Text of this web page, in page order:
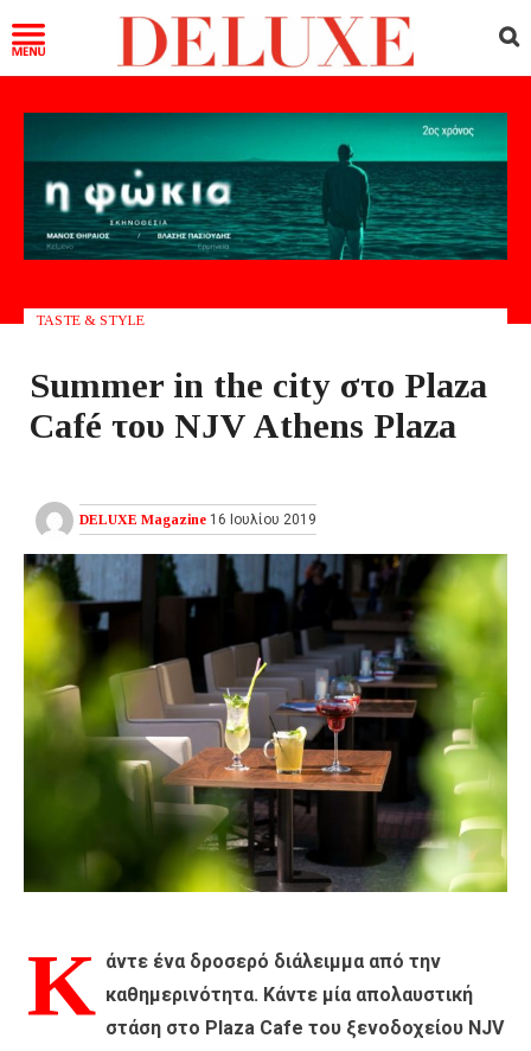
TASTE & STYLE
Summer in the city στο Plaza
Café του NJV Athens Plaza
DELUXE Magazine 16 Ιουλίου 2019
Κ άντε ένα δροσερό διάλειμμα από την
καθημερινότητα. Κάντε μία απολαυστική
στάση στο Plaza Cafe του ξενοδοχείου NJV